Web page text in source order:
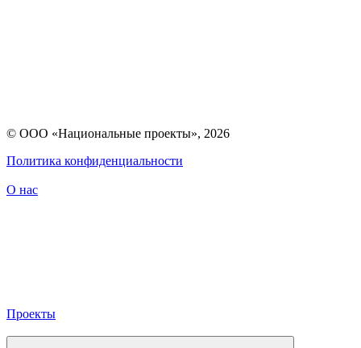
© ООО «Национальные проекты», 2026
Политика конфиденциальности
О нас
Проекты